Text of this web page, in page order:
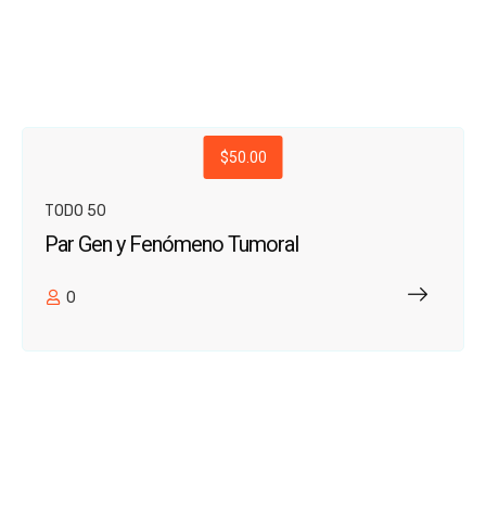
$50.00
TODO 50
Par Gen y Fenómeno Tumoral
0